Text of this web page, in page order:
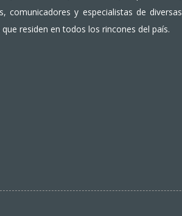
comunicadores y especialistas de diversas
que residen en todos los rincones del país.